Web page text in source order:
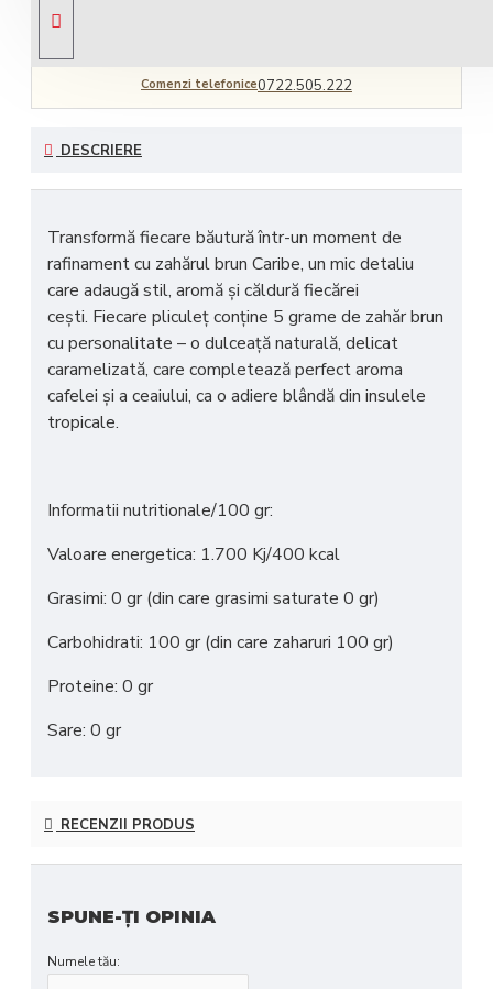
Comenzi telefonice0722.505.222
DESCRIERE
Transformă fiecare băutură într-un moment de
rafinament cu zahărul brun Caribe, un mic detaliu
care adaugă stil, aromă și căldură fiecărei
cești. Fiecare pliculeț conține 5 grame de zahăr brun
cu personalitate – o dulceață naturală, delicat
caramelizată, care completează perfect aroma
cafelei și a ceaiului, ca o adiere blândă din insulele
tropicale.
Informatii nutritionale/100 gr:
Valoare energetica: 1.700 Kj/400 kcal
Grasimi: 0 gr (din care grasimi saturate 0 gr)
Carbohidrati: 100 gr (din care zaharuri 100 gr)
Proteine: 0 gr
Sare: 0 gr
RECENZII PRODUS
SPUNE-ŢI OPINIA
Numele tău: